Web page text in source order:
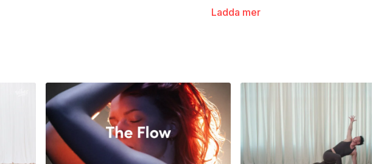
Ladda mer